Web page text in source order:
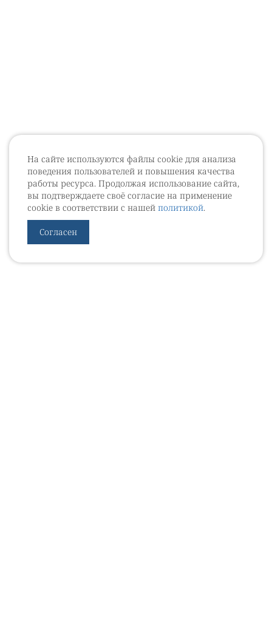
На сайте используются файлы cookie для анализа
поведения пользователей и повышения качества
работы ресурса. Продолжая использование сайта,
вы подтверждаете своё согласие на применение
cookie в соответствии с нашей политикой.
Согласен